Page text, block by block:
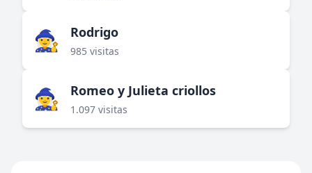
🧙‍♀️ Rodrigo
985 visitas
🧙‍♀️ Romeo y Julieta criollos
1.097 visitas